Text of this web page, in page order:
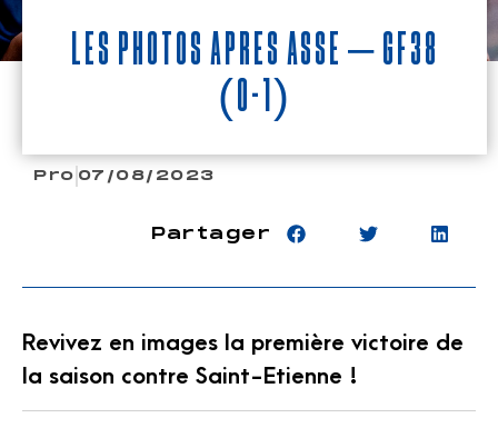
Les photos après ASSE – GF38
(0-1)
Pro 07/08/2023
Partager
Revivez en images la première victoire de
la saison contre Saint-Etienne !